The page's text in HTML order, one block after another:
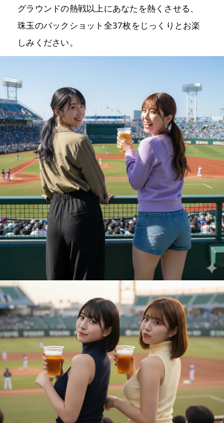
グラウンドの熱戦以上にあなたを熱くさせる、
珠玉のバックショット全37枚をじっくりとお楽
しみください。